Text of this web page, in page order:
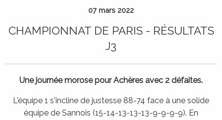
07 mars 2022
CHAMPIONNAT DE PARIS - RÉSULTATS
J3
Une journée morose pour Achères avec 2 défaites.
L'équipe 1 s'incline de justesse 88-74 face à une solide
équipe de Sannois (15-14-13-13-13-9-9-9-9). En